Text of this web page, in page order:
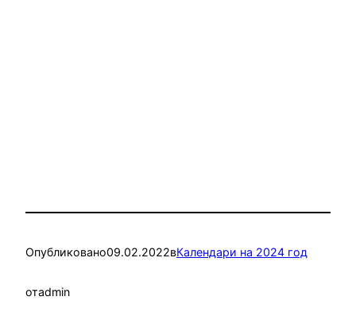
Опубликовано09.02.2022вКалендари на 2024 год
отadmin